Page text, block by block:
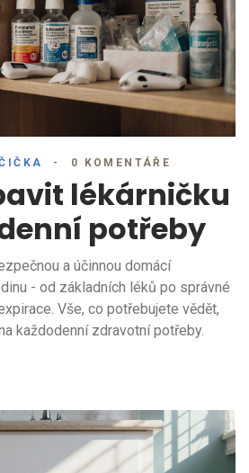
0 KOMENTÁŘE
lékárničku
potřeby
a účinnou domácí
- od základních léků po správné
Vše, co potřebujete vědět,
každodenní zdravotní potřeby.